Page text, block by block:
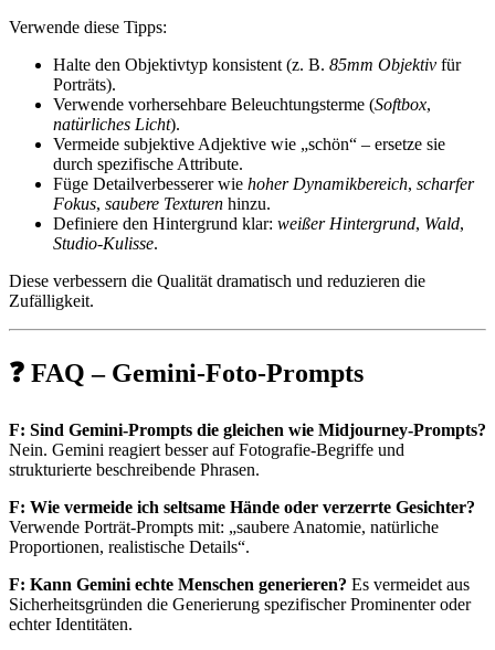
Verwende diese Tipps:
Halte den Objektivtyp konsistent (z. B. 85mm Objektiv für
Porträts).
Verwende vorhersehbare Beleuchtungsterme (Softbox,
natürliches Licht).
Vermeide subjektive Adjektive wie „schön“ – ersetze sie
durch spezifische Attribute.
Füge Detailverbesserer wie hoher Dynamikbereich, scharfer
Fokus, saubere Texturen hinzu.
Definiere den Hintergrund klar: weißer Hintergrund, Wald,
Studio-Kulisse.
Diese verbessern die Qualität dramatisch und reduzieren die
Zufälligkeit.
❓ FAQ – Gemini-Foto-Prompts
F: Sind Gemini-Prompts die gleichen wie Midjourney-Prompts?
Nein. Gemini reagiert besser auf Fotografie-Begriffe und
strukturierte beschreibende Phrasen.
F: Wie vermeide ich seltsame Hände oder verzerrte Gesichter?
Verwende Porträt-Prompts mit: „saubere Anatomie, natürliche
Proportionen, realistische Details“.
F: Kann Gemini echte Menschen generieren? Es vermeidet aus
Sicherheitsgründen die Generierung spezifischer Prominenter oder
echter Identitäten.